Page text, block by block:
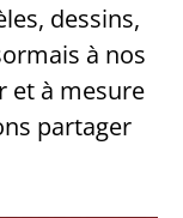
dessins,
à nos
et à mesure
partager